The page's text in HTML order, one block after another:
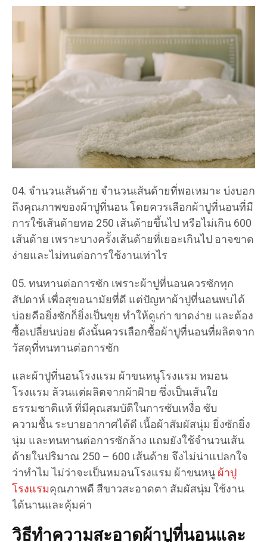
จำนวนเส้นด้าย จำนวนเส้นด้ายที่พอเหมาะ บ่งบอก
ถึงคุณภาพของผ้าปูที่นอน โดยควรเลือกผ้าปูที่นอนที่มี
การใช้เส้นด้ายทอ 250 เส้นด้ายขึ้นไป หรือไม่เกิน 600
เส้นด้าย เพราะบางครั้งเส้นด้ายที่เยอะเกินไป อาจขาด
ง่ายและไม่ทนต่อการใช้งานเท่าไร
ทนทานต่อการซัก เพราะผ้าปูที่นอนควรซักทุก
สัปดาห์ เพื่อสุขอนามัยที่ดี แต่ปัญหาผ้าปูที่นอนพบได้
บ่อยคือยิ่งซักก็ยิ่งเป็นขุย ทำให้ดูเก่า ขาดง่าย และต้อง
ซื้อเปลี่ยนบ่อย ดังนั้นควรเลือกซื้อผ้าปูที่นอนที่ผลิตจาก
วัสดุที่ทนทานต่อการซัก
และผ้าปูที่นอนโรงแรม ผ้าขนหนูโรงแรม หมอน
โรงแรม ล้วนแต่ผลิตจากผ้าฝ้าย ซึ่งเป็นเส้นใย
ธรรมชาติแท้ ที่มีคุณสมบัติในการซับเหงื่อ ซับ
ความชื้น ระบายอากาศได้ดี เนื้อผ้าสัมผัสนุ่ม ยิ่งซักยิ่ง
นุ่ม และทนทานต่อการซักล้าง แถมยังใช้จำนวนเส้น
ด้ายในปริมาณ 250 – 600 เส้นด้าย จึงไม่น่าแปลกใจ
ว่าทำไม ไม่ว่าจะเป็นหมอนโรงแรม ผ้าขนหนูผ้าปู
โรงแรมคุณภาพดี สีขาวสะอาดตา สัมผัสนุ่ม ใช้งาน
ได้นานและคุ้มค่า
วิธีทำความสะอาดผ้าปูที่นอนและ